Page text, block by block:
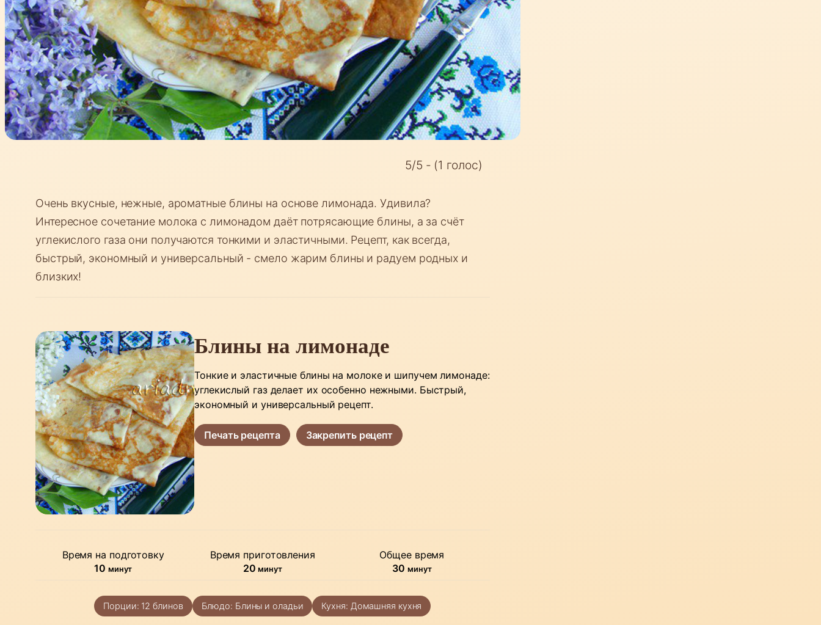
5/5 - (1 голос)
Очень вкусные, нежные, ароматные блины на основе лимонада. Удивила?
Интересное сочетание молока с лимонадом даёт потрясающие блины, а за счёт
углекислого газа они получаются тонкими и эластичными. Рецепт, как всегда,
быстрый, экономный и универсальный - смело жарим блины и радуем родных и
близких!
Блины на лимонаде
Тонкие и эластичные блины на молоке и шипучем лимонаде:
углекислый газ делает их особенно нежными. Быстрый,
экономный и универсальный рецепт.
Печать рецепта Закрепить рецепт
Время на подготовку
10минуты
минут
Время приготовления
20минуты
минут
Общее время
30 минуты
минут
Порции: 12 блинов Блюдо: Блины и оладьи Кухня: Домашняя кухня